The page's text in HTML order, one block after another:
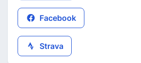
Facebook
Strava